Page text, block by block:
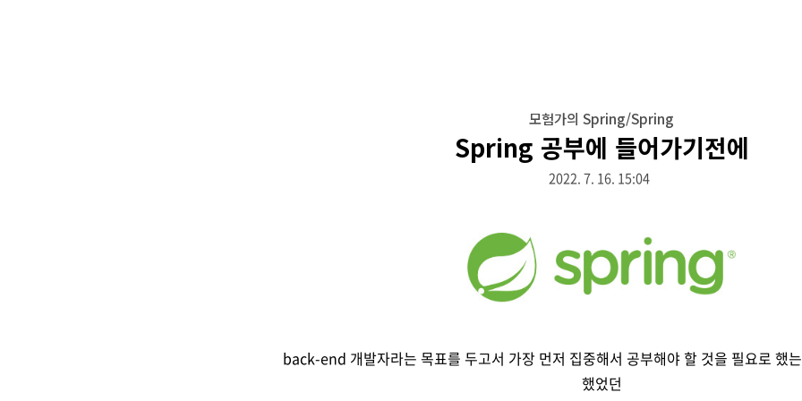
모험가의 Spring/Spring
Spring 공부에 들어가기전에
2022. 7. 16. 15:04
back-end 개발자라는 목표를 두고서 가장 먼저 집중해서 공부해야 할 것을 필요로 했
했었던